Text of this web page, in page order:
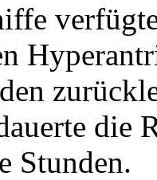
die
Stunden.